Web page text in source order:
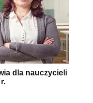
dla nauczycieli